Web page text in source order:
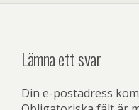
Lämna ett svar
Din e-postadress